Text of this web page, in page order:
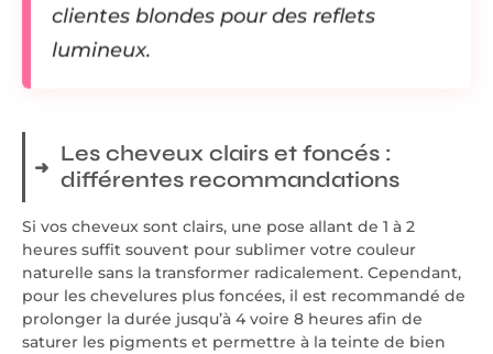
clientes blondes pour des reflets
lumineux.
Les cheveux clairs et foncés :
différentes recommandations
Si vos cheveux sont clairs, une pose allant de 1 à 2
heures suffit souvent pour sublimer votre couleur
naturelle sans la transformer radicalement. Cependant,
pour les chevelures plus foncées, il est recommandé de
prolonger la durée jusqu’à 4 voire 8 heures afin de
saturer les pigments et permettre à la teinte de bien